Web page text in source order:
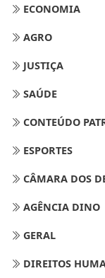
ECONOMIA
AGRO
JUSTIÇA
SAÚDE
CONTEÚDO
ESPORTES
CÂMARA DOS
AGÊNCIA DINO
GERAL
DIREITOS